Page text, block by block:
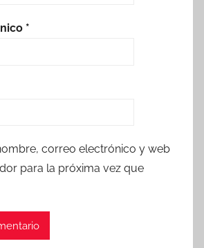
*
correo electrónico y web
para la próxima vez que